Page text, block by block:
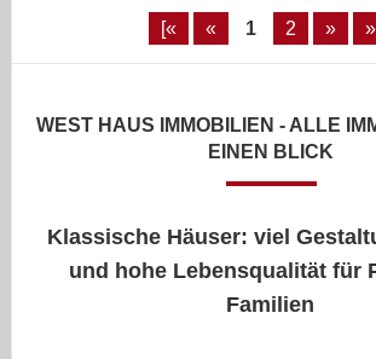
[« « 1 2 »
WEST HAUS IMMOBILIEN - ALLE
EINEN BLICK
Klassische Häuser: viel
und hohe Lebensqualität für
Familien